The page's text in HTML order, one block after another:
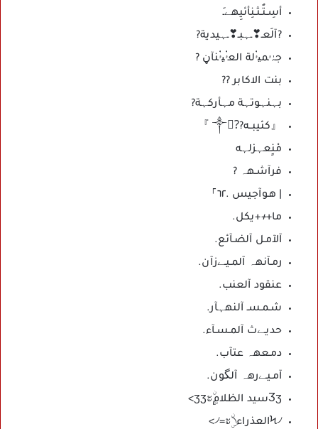
أسِـتٌـثـنِأئيِهےـِ
?آلَعـ❣ـہبـ❣ـہيدية?
جہٰٰۥﻤﯿۥٰ۬لة اﻟﻌۥٰ۬ﯿۥٰ۬ﻨﺂڼ ?
بنت الاكابر ??
بہنہوتہة مہأركہة?
『كئيبــه??⃤༒ 』
مْنٍعہزلہه
فرآشـهہ ?
| هـوآجيس .٦٢‏⸀
ما+++يكل.
آلآمـل آلضـآئع.
رمـآن‏‏هہ آلمـيـﮯزآن.
عنقود آلعنب.
شـمـسـ آلنهہ‏‏آر.
حديـﮯث آلمـسـآء.
دمـع‏‏هہ عتآب.
آمـيـﮯر‏‏هہ آلگون.
Ӡӡسيد الظلامӡӡะۣۨ>
Ϟ৴العذراء৲৴=ะۣۨ>